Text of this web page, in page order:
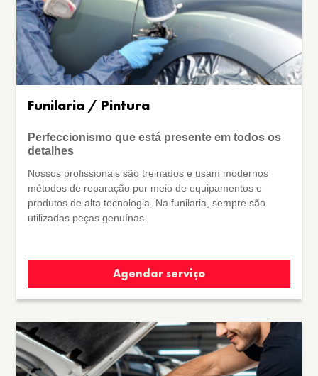
Funilaria / Pintura
Perfeccionismo que está presente em todos os
detalhes
Nossos profissionais são treinados e usam modernos
métodos de reparação por meio de equipamentos e
produtos de alta tecnologia. Na funilaria, sempre são
utilizadas peças genuínas.
Agendar serviço